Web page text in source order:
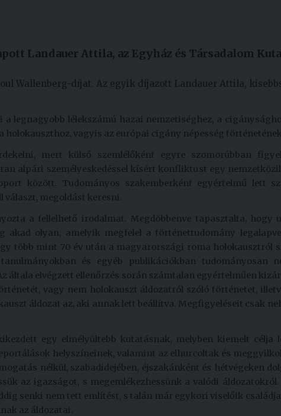
Landauer Attila, az Egyház és Társadalom
Wallenberg-díjat. Az egyik díjazott Landauer Attila,
legnagyobb lélekszámú hazai nemzetiséghez, a
holokauszthoz, vagyis az európai cigány népesség
mert külső szemlélőként egyre szomorúbban
alpári személyeskedéssel kísért konfliktust egy
között. Tudományos szakemberként egyértelmű lett
választ, megoldást keresni.
a fellelhető irodalmat. Megdöbbenve tapasztalta, hogy
akad olyan, amelyik megfelel a történettudomány
több mint 70 év után a magyarországi roma holokausztról
és egyéb publikációkban tudományosan
általa elvégzett ellenőrzés során számtalan egyértelműen
vagy nem holokauszt áldozatról szóló történetet,
áldozat az, aki annak lett beállítva. Megfigyeléseit csak
egy elmélyültebb kutatásnak, melyben kiemelt
helyszíneinek, valamint az elhurcoltak és
nélkül, szabadidejében, éjszakánként és hétvégeken
az igazságot, s megemlékezhessünk a valódi
senki nem tett említést, s talán már egykori viselőik
az áldozatai.